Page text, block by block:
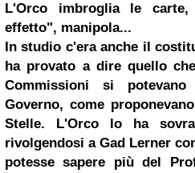
L'Orco imbroglia le
effetto", manipola...
In studio c'era anche il
ha provato a dire quello
Commissioni si
Governo, come
Stelle. L'Orco lo ha
rivolgendosi a Gad Lerner
potesse sapere più del